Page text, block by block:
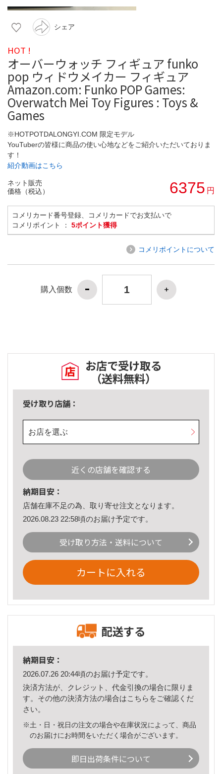
シェア
HOT !
オーバーウォッチ フィギュア funko
pop ウィドウメイカー フィギュア
Amazon.com: Funko POP Games:
Overwatch Mei Toy Figures : Toys &
Games
※HOTPOTDALONGYI.COM 限定モデル
YouTuberの皆様に商品の使い心地などをご紹介いただいておりま
す！
紹介動画はこちら
ネット販売
価格（税込）
6375 円
コメリカード番号登録、コメリカードでお支払いで
コメリポイント ： 5ポイント獲得
コメリポイントについて
購入個数
お店で受け取る
（送料無料）
受け取り店舗：
お店を選ぶ
近くの店舗を確認する
納期目安：
店舗在庫不足の為、取り寄せ注文となります。
2026.08.23 22:58頃のお届け予定です。
受け取り方法・送料について
カートに入れる
配送する
納期目安：
2026.07.26 20:44頃のお届け予定です。
決済方法が、クレジット、代金引換の場合に限りま
す。その他の決済方法の場合はこちら をご確認くだ
さい。
※土・日・祝日の注文の場合や在庫状況によって、商品
のお届けにお時間をいただく場合がございます。
即日出荷条件について